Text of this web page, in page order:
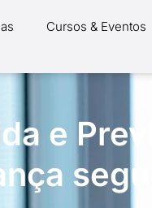
Cursos & Eventos
e